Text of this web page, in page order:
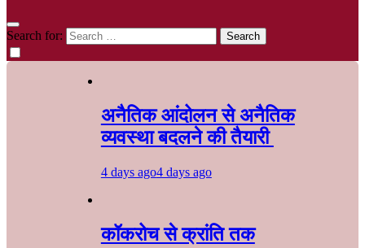
Search for:
अनैतिक आंदोलन से अनैतिक
व्यवस्था बदलने की तैयारी
4 days ago4 days ago
कॉकरोच से क्रांति तक